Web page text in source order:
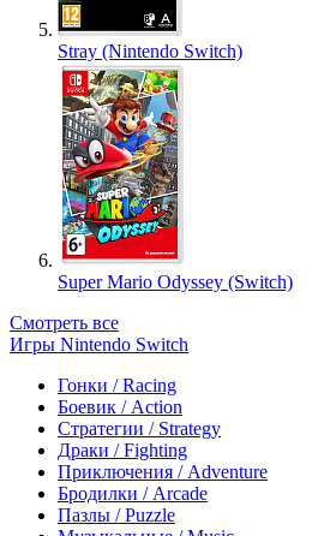
Stray (Nintendo Switch)
Super Mario Odyssey (Switch)
Смотреть все
Игры Nintendo Switch
Гонки / Racing
Боевик / Action
Стратегии / Strategy
Драки / Fighting
Приключения / Adventure
Бродилки / Arcade
Пазлы / Puzzle